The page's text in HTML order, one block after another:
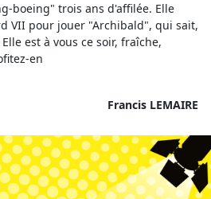
boeing" trois ans d'affilée. Elle
VII pour jouer "Archibald", qui sait,
est à vous ce soir, fraîche,
en
Francis LEMAIRE